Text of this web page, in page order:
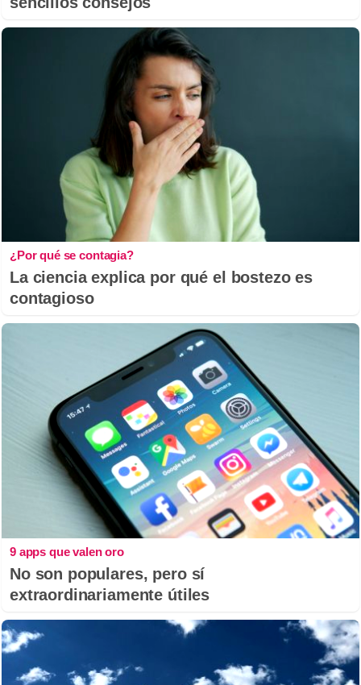
¿Por qué se contagia?
La ciencia explica por qué el bostezo es
contagioso
9 apps que valen oro
No son populares, pero sí
extraordinariamente útiles